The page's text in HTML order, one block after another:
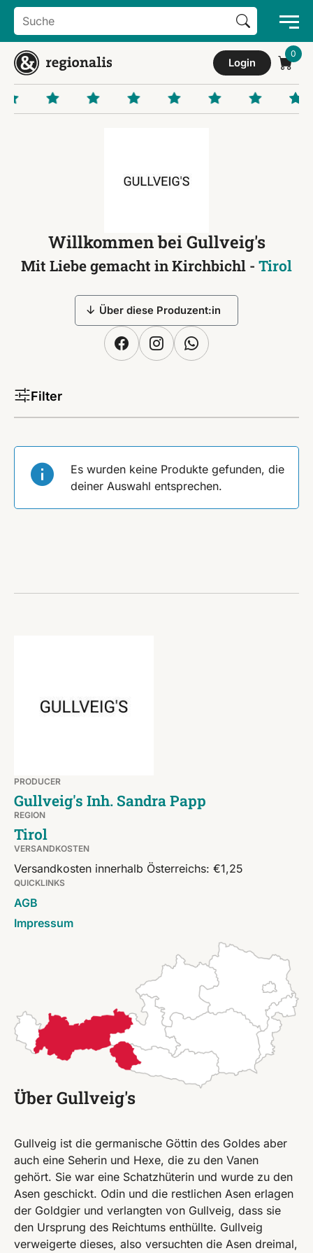
Search
for:
Search Button
Login
Willkommen bei Gullveig's
Mit Liebe gemacht in Kirchbichl - Tirol
Über diese Produzent:in
Filter
Es wurden keine Produkte gefunden, die
deiner Auswahl entsprechen.
PRODUCER
Gullveig's Inh. Sandra Papp
REGION
Tirol
VERSANDKOSTEN
Versandkosten innerhalb Österreichs: €1,25
QUICKLINKS
AGB
Impressum
Über Gullveig's
Gullveig ist die germanische Göttin des Goldes aber
auch eine Seherin und Hexe, die zu den Vanen
gehört. Sie war eine Schatzhüterin und wurde zu den
Asen geschickt. Odin und die restlichen Asen erlagen
der Goldgier und verlangten von Gullveig, dass sie
den Ursprung des Reichtums enthüllte. Gullveig
verweigerte dieses, also versuchten die Asen dreimal,